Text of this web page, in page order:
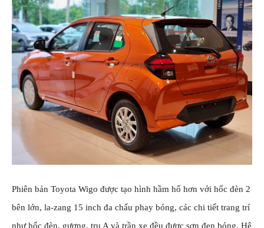
Phiên bản Toyota Wigo được tạo hình hầm hố hơn với hốc đèn 2
bên lớn, la-zang 15 inch đa chấu phay bóng, các chi tiết trang trí
như hốc đèn, gương, trụ A và trần xe đều được sơn đen bóng. Hệ